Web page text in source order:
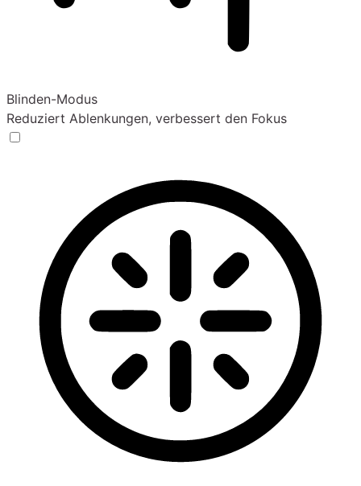
Blinden-Modus
Reduziert Ablenkungen, verbessert den Fokus